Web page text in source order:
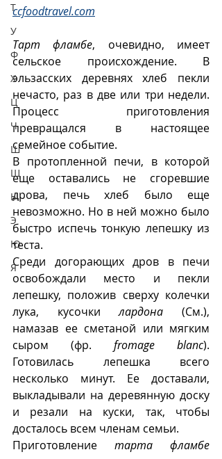
Т
У
Ф
Х
Ц
Ч
Ш
Щ
Ы
Э
Ю
Я
ccfoodtravel.com
Тарт фламбе, очевидно, имеет
сельское происхождение. В
эльзасских деревнях хлеб пекли
нечасто, раз в две или три недели.
Процесс приготовления
превращался в настоящее
семейное событие.
В протопленной печи, в которой
еще оставались не сгоревшие
дрова, печь хлеб было еще
невозможно. Но в ней можно было
быстро испечь тонкую лепешку из
теста.
Среди догорающих дров в печи
освобождали место и пекли
лепешку, положив сверху колечки
лука, кусочки лардона (См.),
намазав ее сметаной или мягким
сыром (фр. fromage blanc).
Готовилась лепешка всего
несколько минут. Ее доставали,
выкладывали на деревянную доску
и резали на куски, так, чтобы
досталось всем членам семьи.
Приготовление тарта фламбе